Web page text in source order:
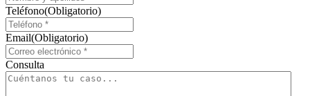
Teléfono(Obligatorio)
Email(Obligatorio)
Consulta